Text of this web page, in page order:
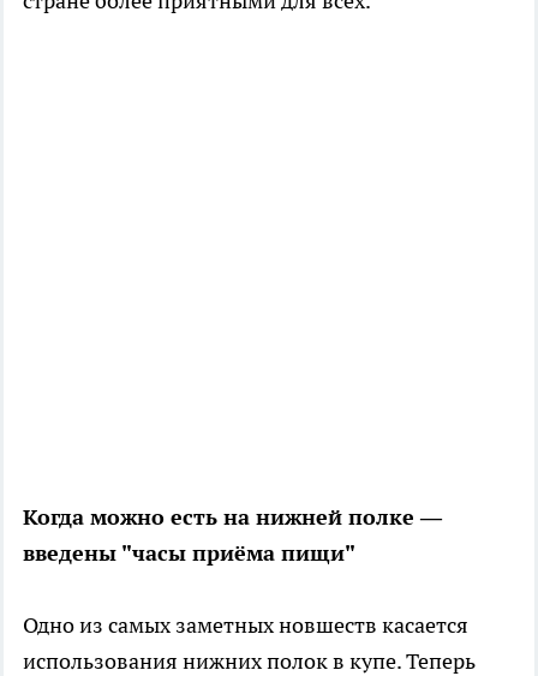
Когда можно есть на нижней полке —
введены "часы приёма пищи"
Одно из самых заметных новшеств касается
использования нижних полок в купе. Теперь